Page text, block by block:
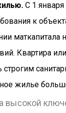
С 1 января
к
маткапитала
Квартира
строгим
жилье
высокой